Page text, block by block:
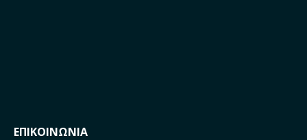
ΕΠΙΚΟΙΝΩΝΙΑ